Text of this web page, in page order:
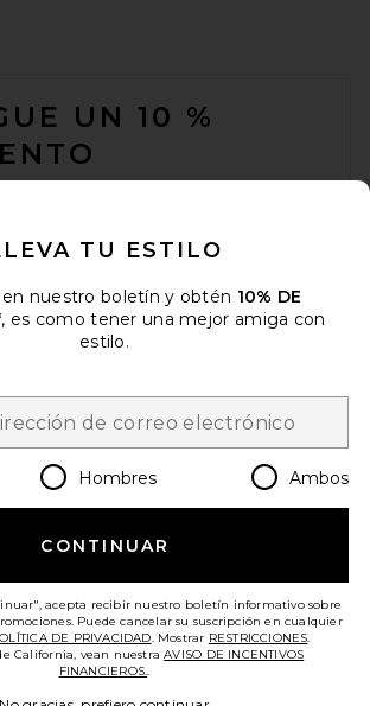
Nello
UN 10 %
A NUESTRO BOLETÍN ENVIANDO SU
POLÍTICA DE PRIVACIDAD
Change Country Regions
es USD
A MEJORAR!
TU ESTILO
nuestro boletín y obtén 10% DE
, es como tener una mejor amiga con
estilo.
Hombres Ambos
CONTINUAR
acepta recibir nuestro boletín informativo sobre
Puede cancelar su suscripción en cualquier
DE PRIVACIDAD. Mostrar RESTRICCIONES.
California, vean nuestraAVISO DE INCENTIVOS
FINANCIEROS..